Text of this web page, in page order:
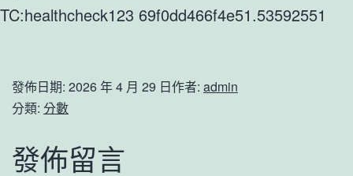
TC:healthcheck123 69f0dd466f4e51.53592551
發佈日期: 2026 年 4 月 29 日作者: admin
分類: 分數
發佈留言